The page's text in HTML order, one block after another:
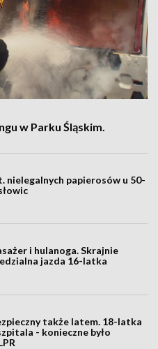
w Parku Śląskim.
nielegalnych papierosów u 50-
i hulanoga. Skrajnie
jazda 16-latka
także latem. 18-latka
- konieczne było